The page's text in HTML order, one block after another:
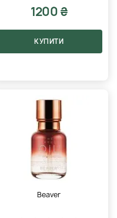
1200 ₴
КУПИТИ
Beaver